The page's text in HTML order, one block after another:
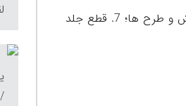
1. ابزار و ادوات صحافی؛ 2. مواد و مصالح؛ 3. نوع و جنس جلد؛ 4. اعمال جلدسازان؛ 5. متعلقات جلد؛ 6. انواع نقوش و طرح ها؛ 7. قطع جلد